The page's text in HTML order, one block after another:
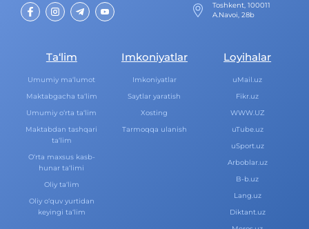
Toshkent, 100011
A.Navoi, 28b
Ta‘lim
Umumiy ma‘lumot
Maktabgacha ta‘lim
Umumiy o‘rta ta‘lim
Maktabdan tashqari
ta‘lim
O‘rta maxsus kasb-
hunar ta‘limi
Oliy ta‘lim
Oliy o‘quv yurtidan
keyingi ta‘lim
Imkoniyatlar
Imkoniyatlar
Saytlar yaratish
Xosting
Tarmoqqa ulanish
Loyihalar
uMail.uz
Fikr.uz
WWW.UZ
uTube.uz
uSport.uz
Arboblar.uz
B-b.uz
Lang.uz
Diktant.uz